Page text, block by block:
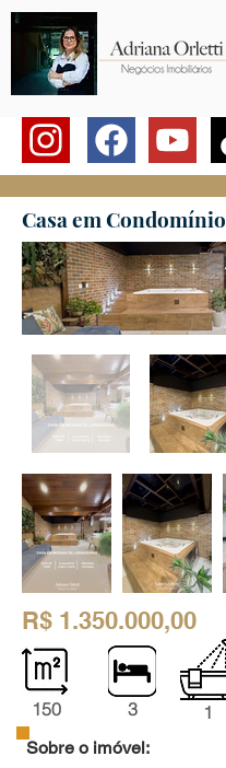
Casa em Condomínio
R$ 1.350.000,00
150 3 1
Sobre o imóvel: